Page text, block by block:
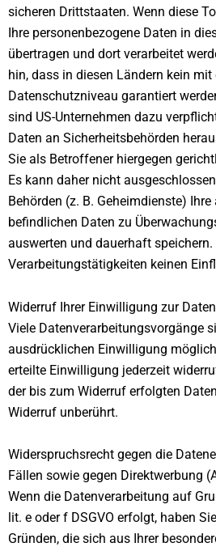
sicheren Drittstaaten. Wenn diese
Ihre personenbezogene Daten in
übertragen und dort verarbeitet
hin, dass in diesen Ländern kein mit
Datenschutzniveau garantiert
sind US-Unternehmen dazu
Daten an Sicherheitsbehörden
Sie als Betroffener hiergegen
Es kann daher nicht
Behörden (z. B. Geheimdienste) Ihre
befindlichen Daten zu
auswerten und dauerhaft
Verarbeitungstätigkeiten keinen
Widerruf Ihrer Einwilligung zur
Viele Datenverarbeitungsvorgänge
ausdrücklichen Einwilligung
erteilte Einwilligung jederzeit
der bis zum Widerruf erfolgten
Widerruf unberührt.
Widerspruchsrecht gegen die
Fällen sowie gegen Direktwerbung
Wenn die Datenverarbeitung auf
lit. e oder f DSGVO erfolgt, haben
Gründen, die sich aus Ihrer